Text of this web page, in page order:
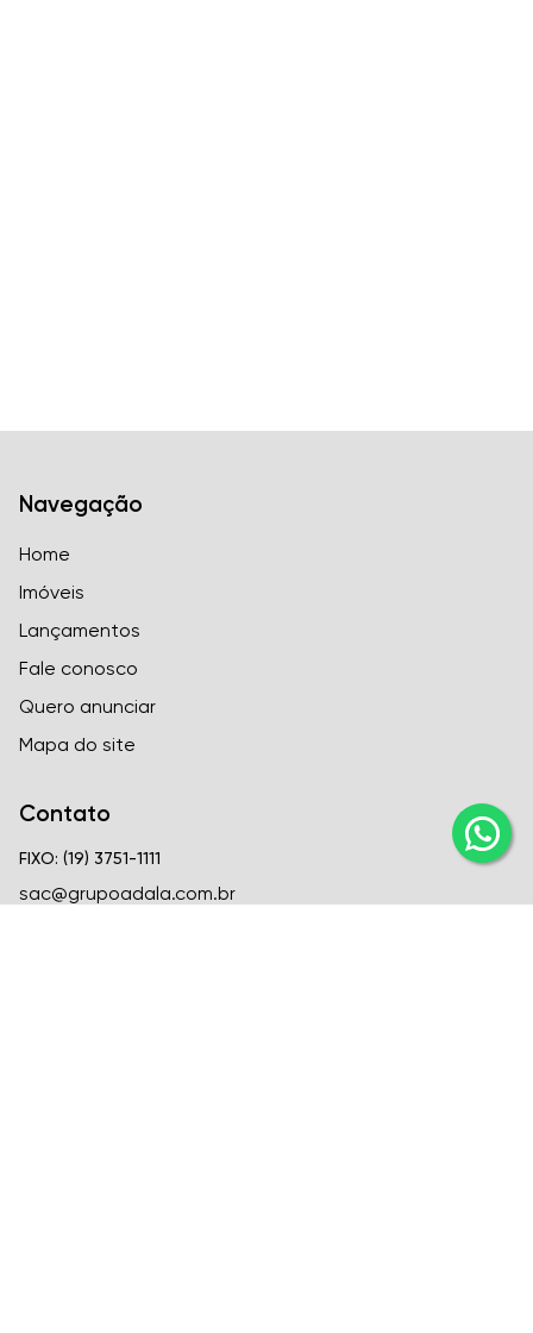
Navegação
Home
Imóveis
Lançamentos
Fale conosco
Quero anunciar
Mapa do site
Contato
FIXO: (19) 3751-1111
sac@grupoadala.com.br